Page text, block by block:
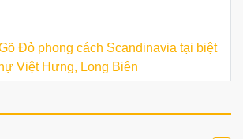
Đỏ phong cách Scandinavia tại biệt
Việt Hưng, Long Biên